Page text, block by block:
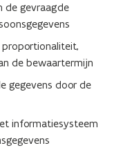
de gevraagde
proportionaliteit,
de bewaartermijn
gegevens door de
informatiesysteem